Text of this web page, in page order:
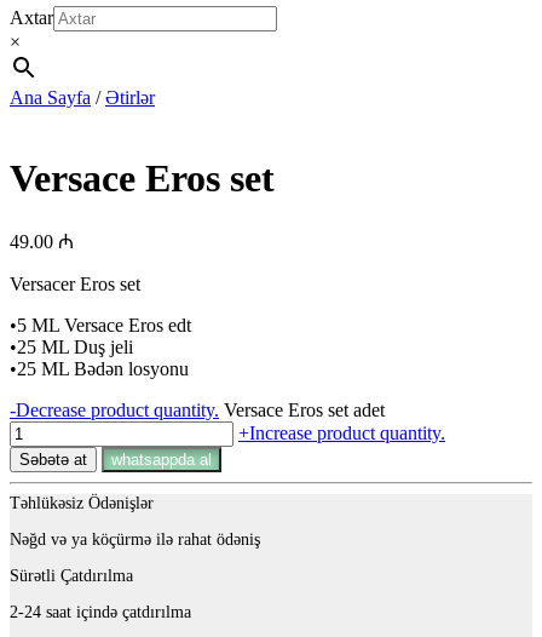
Axtar
×
Ana Sayfa /Ətirlər
Versace Eros set
49.00 ₼
Versacer Eros set
•5 ML Versace Eros edt
•25 ML Duş jeli
•25 ML Bədən losyonu
-Decrease product quantity. Versace Eros set adet
+Increase product quantity.
Səbətə at whatsappda al
Təhlükəsiz Ödənişlər
Nəğd və ya köçürmə ilə rahat ödəniş
Sürətli Çatdırılma
2-24 saat içində çatdırılma